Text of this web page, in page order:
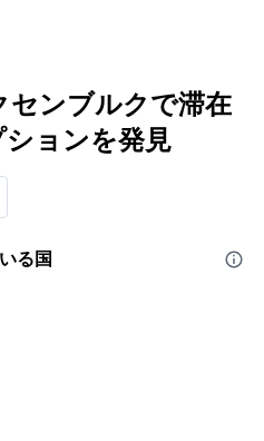
センブルクで滞在
ョンを発見
る国